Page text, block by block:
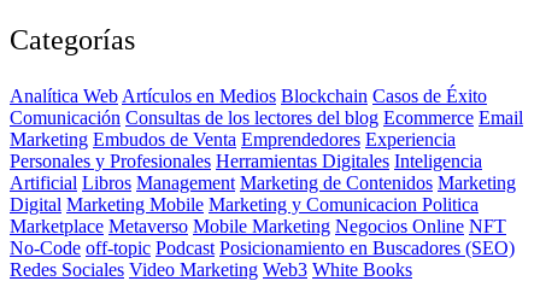
Categorías
Analítica Web Artículos en Medios Blockchain Casos de Éxito
Comunicación Consultas de los lectores del blog Ecommerce Email
Marketing Embudos de Venta Emprendedores Experiencia
Personales y Profesionales Herramientas Digitales Inteligencia
Artificial Libros Management Marketing de Contenidos Marketing
Digital Marketing Mobile Marketing y Comunicacion Politica
Marketplace Metaverso Mobile Marketing Negocios Online NFT
No-Code off-topic Podcast Posicionamiento en Buscadores (SEO)
Redes Sociales Video Marketing Web3 White Books